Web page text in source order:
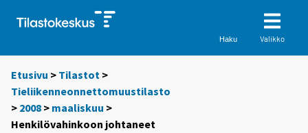
Haku Valikko
Etusivu > Tilastot >
Tieliikenneonnettomuustilasto
> 2008 > maaliskuu >
Henkilövahinkoon johtaneet